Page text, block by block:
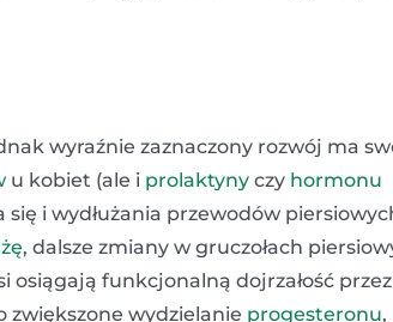
wyraźnie zaznaczony rozwój ma
u kobiet (ale i prolaktyny czy hormonu
i wydłużania przewodów
, dalsze zmiany w gruczołach
osiągają funkcjonalną dojrzałość przez
wydzielanie progesteronu,